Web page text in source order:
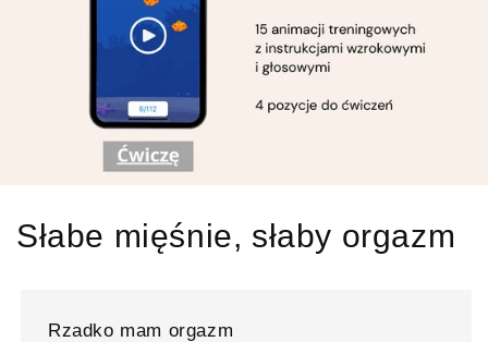
Słabe mięśnie, słaby orgazm
Rzadko mam orgazm